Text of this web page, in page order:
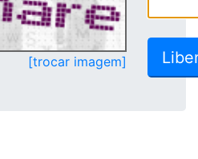
[trocar imagem]